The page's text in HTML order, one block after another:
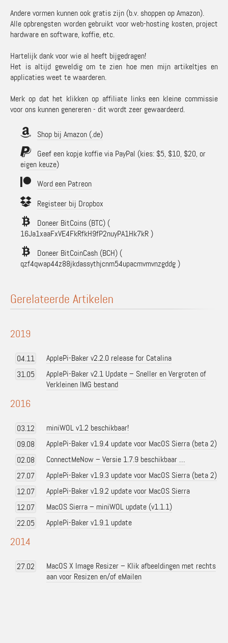
Andere vormen kunnen ook gratis zijn (b.v. shoppen op Amazon).
Alle opbrengsten worden gebruikt voor web-hosting kosten, project
hardware en software, koffie, etc.
Hartelijk dank voor wie al heeft bijgedragen!
Het is altijd geweldig om te zien hoe men mijn artikeltjes en
applicaties weet te waarderen.
Merk op dat het klikken op affiliate links een kleine commissie
voor ons kunnen genereren - dit wordt zeer gewaardeerd.
Shop bij Amazon (.de)
Geef een kopje koffie via PayPal (kies: $5, $10, $20, or
eigen keuze)
Word een Patreon
Registeer bij Dropbox
Doneer BitCoins (BTC) (
16Ja1xaaFxVE4FkRfkH9fP2nuyPA1Hk7kR )
Doneer BitCoinCash (BCH) (
qzf4qwap44z88jkdassythjcnm54upacmvmvnzgddg )
Gerelateerde Artikelen
2019
04.11
ApplePi-Baker v2.2.0 release for Catalina
31.05
ApplePi-Baker v2.1 Update – Sneller en Vergroten of
Verkleinen IMG bestand
2016
03.12
miniWOL v1.2 beschikbaar!
09.08
ApplePi-Baker v1.9.4 update voor MacOS Sierra (beta 2)
02.08
ConnectMeNow – Versie 1.7.9 beschikbaar …
27.07
ApplePi-Baker v1.9.3 update voor MacOS Sierra (beta 2)
12.07
ApplePi-Baker v1.9.2 update voor MacOS Sierra
12.07
MacOS Sierra – miniWOL update (v1.1.1)
22.05
ApplePi-Baker v1.9.1 update
2014
27.02
MacOS X Image Resizer – Klik afbeeldingen met rechts
aan voor Resizen en/of eMailen